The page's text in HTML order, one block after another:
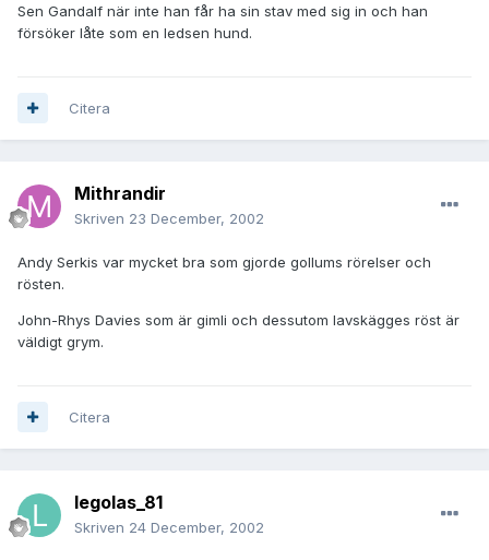
Sen Gandalf när inte han får ha sin stav med sig in och han
försöker låte som en ledsen hund.
Citera
Mithrandir
Skriven 23 December, 2002
Andy Serkis var mycket bra som gjorde gollums rörelser och
rösten.
John-Rhys Davies som är gimli och dessutom lavskägges röst är
väldigt grym.
Citera
legolas_81
Skriven 24 December, 2002